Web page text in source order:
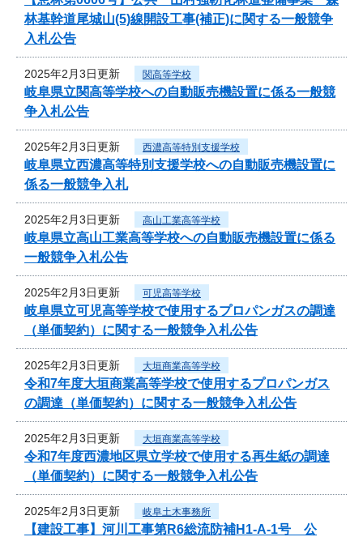
林基幹道尾城山(5)線開設工事(補正)に関する一般競争
入札公告
2025年2月3日更新 関高等学校
岐阜県立関高等学校への自動販売機設置に係る一般競
争入札公告
2025年2月3日更新 西濃高等特別支援学校
岐阜県立西濃高等特別支援学校への自動販売機設置に
係る一般競争入札
2025年2月3日更新 高山工業高等学校
岐阜県立高山工業高等学校への自動販売機設置に係る
一般競争入札公告
2025年2月3日更新 可児高等学校
岐阜県立可児高等学校で使用するプロパンガスの調達
（単価契約）に関する一般競争入札公告
2025年2月3日更新 大垣商業高等学校
令和7年度大垣商業高等学校で使用するプロパンガス
の調達（単価契約）に関する一般競争入札公告
2025年2月3日更新 大垣商業高等学校
令和7年度西濃地区県立学校で使用する再生紙の調達
（単価契約）に関する一般競争入札公告
2025年2月3日更新 岐阜土木事務所
【建設工事】河川工事第R6総流防補H1-A-1号 公